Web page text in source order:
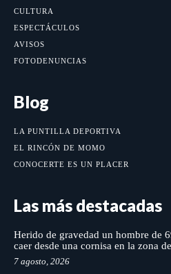
CULTURA
ESPECTÁCULOS
AVISOS
FOTODENUNCIAS
Blog
LA PUNTILLA DEPORTIVA
EL RINCÓN DE MOMO
CONOCERTE ES UN PLACER
Las más destacadas
Herido de gravedad un hombre de
caer desde una cornisa en la zona
7 agosto, 2026